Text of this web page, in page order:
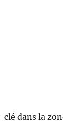
dans la